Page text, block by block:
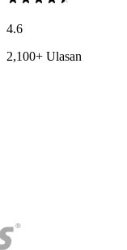
4.6
2,100+ Ulasan